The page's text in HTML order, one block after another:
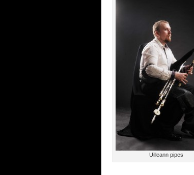
Uilleann pipes